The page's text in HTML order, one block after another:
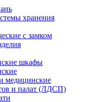
хранения
с замком
шкафы
медицинские
и палат (ЛДСП)